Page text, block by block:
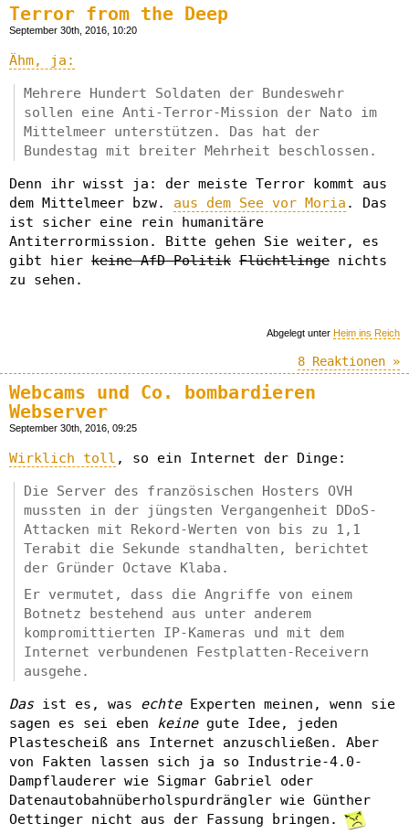
Terror from the Deep
September 30th, 2016, 10:20
Ähm, ja:
Mehrere Hundert Soldaten der Bundeswehr
sollen eine Anti-Terror-Mission der Nato im
Mittelmeer unterstützen. Das hat der
Bundestag mit breiter Mehrheit beschlossen.
Denn ihr wisst ja: der meiste Terror kommt aus
dem Mittelmeer bzw. aus dem See vor Moria . Das
ist sicher eine rein humanitäre
Antiterrormission. Bitte gehen Sie weiter, es
gibt hier keine AfD-Politik Flüchtlinge nichts
zu sehen.
Abgelegt unter Heim ins Reich
8 Reaktionen »
Webcams und Co. bombardieren
Webserver
September 30th, 2016, 09:25
Wirklich toll , so ein Internet der Dinge:
Die Server des französischen Hosters OVH
mussten in der jüngsten Vergangenheit DDoS-
Attacken mit Rekord-Werten von bis zu 1,1
Terabit die Sekunde standhalten, berichtet
der Gründer Octave Klaba.
Er vermutet, dass die Angriffe von einem
Botnetz bestehend aus unter anderem
kompromittierten IP-Kameras und mit dem
Internet verbundenen Festplatten-Receivern
ausgehe.
Das ist es, was echte Experten meinen, wenn sie
sagen es sei eben keine gute Idee, jeden
Plastescheiß ans Internet anzuschließen. Aber
von Fakten lassen sich ja so Industrie-4.0-
Dampflauderer wie Sigmar Gabriel oder
Datenautobahnüberholspurdrängler wie Günther
Oettinger nicht aus der Fassung bringen.